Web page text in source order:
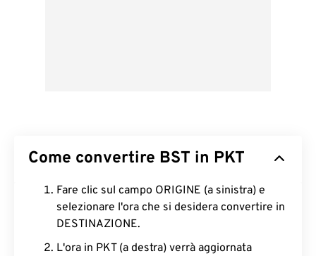
Come convertire BST in PKT
Fare clic sul campo ORIGINE (a sinistra) e
selezionare l'ora che si desidera convertire in
DESTINAZIONE.
L'ora in PKT (a destra) verrà aggiornata